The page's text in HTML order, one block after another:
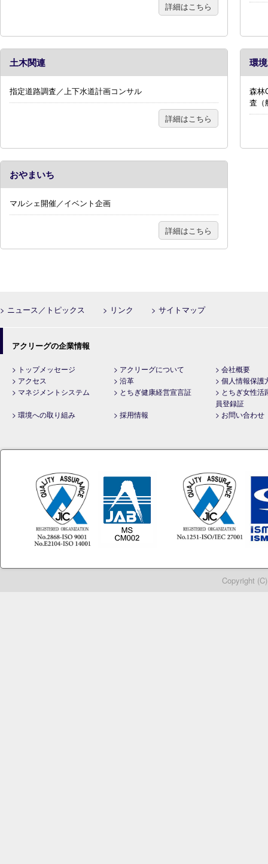
詳細はこちら
土木関連
指定道路調査／上下水道計画コンサル
詳細はこちら
環
森林
査（
おやまいち
マルシェ開催／イベント企画
詳細はこちら
> ニュース／トピックス > リンク > サイトマップ
アクリーグの企業情報
> トップメッセージ > アクリーグについて
> 会社概要
> アクセス
> 沿革
> 個人情報保護
> マネジメントシステム
> とちぎ健康経営宣言証
> とちぎ女性活
員登録証
> 環境への取り組み
> 採用情報 > お問い合わせ
Copyright